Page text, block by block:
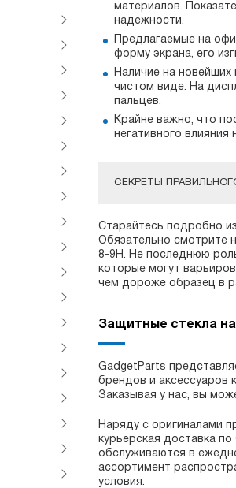
материалов.
надежности.
Предлагаемые на
форму экрана, его
Наличие на
чистом виде. На
пальцев.
Крайне важно, что
негативного
СЕКРЕТЫ
Старайтесь подробно
Обязательно смотрите
8-9Н. Не последнюю
которые могут
чем дороже образец в
Защитные стекла
GadgetParts
брендов и аксессуаров
Заказывая у нас, вы
Наряду с оригиналами
курьерская доставка
обслуживаются в
ассортимент
условия.